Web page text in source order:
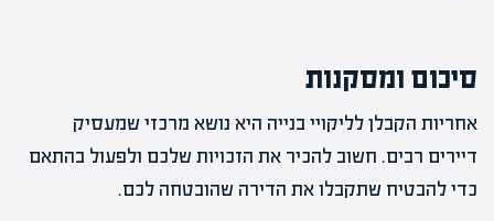
סיכום ומסקנות
אחריות הקבלן לליקויי בנייה היא נושא מרכזי שמעסיק
דיירים רבים. חשוב להכיר את הזכויות שלכם ולפעול בהתאם
כדי להבטיח שתקבלו את הדירה שהובטחה לכם.